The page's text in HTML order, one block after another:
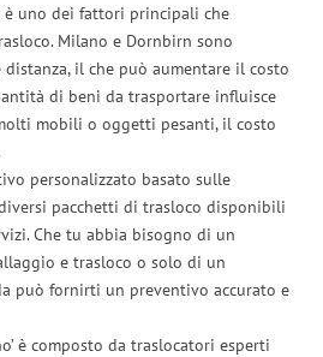
è uno dei fattori principali che
Milano e Dornbirn sono
il che può aumentare il costo
di beni da trasportare influisce
mobili o oggetti pesanti, il costo
personalizzato basato sulle
pacchetti di trasloco disponibili
Che tu abbia bisogno di un
e trasloco o solo di un
può fornirti un preventivo accurato e
è composto da traslocatori esperti